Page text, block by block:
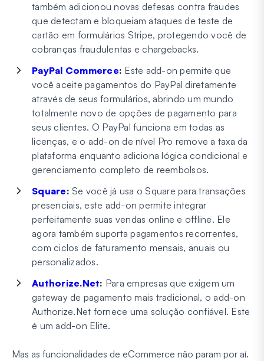
também adicionou novas defesas contra fraudes
que detectam e bloqueiam ataques de teste de
cartão em formulários Stripe, protegendo você de
cobranças fraudulentas e chargebacks.
PayPal Commerce: Este add-on permite que
você aceite pagamentos do PayPal diretamente
através de seus formulários, abrindo um mundo
totalmente novo de opções de pagamento para
seus clientes. O PayPal funciona em todas as
licenças, e o add-on de nível Pro remove a taxa da
plataforma enquanto adiciona lógica condicional e
gerenciamento completo de reembolsos.
Square: Se você já usa o Square para transações
presenciais, este add-on permite integrar
perfeitamente suas vendas online e offline. Ele
agora também suporta pagamentos recorrentes,
com ciclos de faturamento mensais, anuais ou
personalizados.
Authorize.Net: Para empresas que exigem um
gateway de pagamento mais tradicional, o add-on
Authorize.Net fornece uma solução confiável. Este
é um add-on Elite.
Mas as funcionalidades de eCommerce não param por aí.